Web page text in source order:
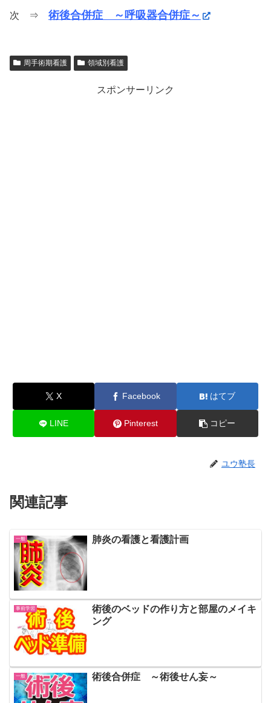
次 ⇒ 術後合併症 ～呼吸器合併症～
周手術期看護 領域別看護
スポンサーリンク
X Facebook はてブ
LINE Pinterest コピー
ユウ塾長
関連記事
一般 肺炎の看護と看護計画
事前学習
術後のベッドの作り方と部屋のメイキ
ング
一般 術後合併症 ～術後せん妄～